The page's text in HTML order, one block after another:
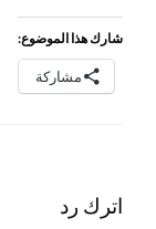
شارك هذا الموضوع:
مشاركة
اترك رد